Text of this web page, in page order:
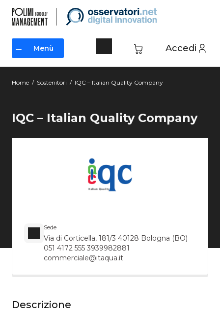
Accedi
Menù
Menù
Home / Sostenitori / IQC – Italian Quality Company
IQC – Italian Quality Company
Sede
Via di Corticella, 181/3 40128 Bologna (BO)
051 4172 555 3939982881
commerciale@itaqua.it
Descrizione